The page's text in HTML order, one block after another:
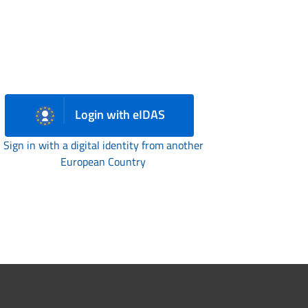
Login with eIDAS
Sign in with a digital identity from another
European Country